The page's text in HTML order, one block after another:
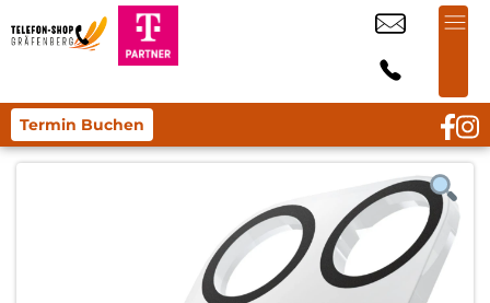
Termin Buchen